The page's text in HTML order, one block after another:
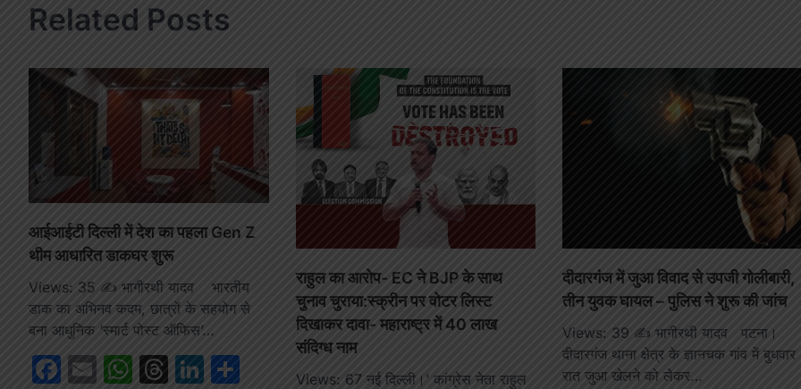
Related Posts
आईआईटी दिल्ली में देश का पहला Gen Z
थीम आधारित डाकघर शुरू
Views: 35 ✍️ भागीरथी यादव भारतीय
डाक का अभिनव कदम, छात्रों के सहयोग से
बना आधुनिक ‘स्मार्ट पोस्ट ऑफिस’…
Facebook
EmailWhatsApp
Threads
LinkedIn
Share
राहुल का आरोप- EC ने BJP के साथ
चुनाव चुराया:स्क्रीन पर वोटर लिस्ट
दिखाकर दावा- महाराष्ट्र में 40 लाख
संदिग्ध नाम
Views: 67 नई दिल्ली।’ कांग्रेस नेता राहुल
दीदारगंज में जुआ विवाद से उपजी गोलीबारी,
तीन युवक घायल – पुलिस ने शुरू की जांच
Views: 39 ✍️ भागीरथी यादव पटना।
दीदारगंज थाना क्षेत्र के ज्ञानचक गांव में बुधवार
रात जुआ खेलने को लेकर…